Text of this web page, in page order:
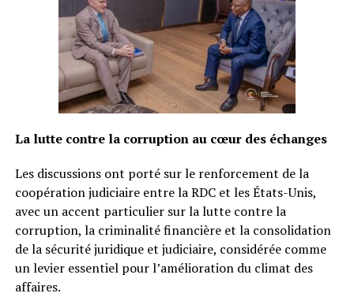
La lutte contre la corruption au cœur des échanges
Les discussions ont porté sur le renforcement de la
coopération judiciaire entre la RDC et les États-Unis,
avec un accent particulier sur la lutte contre la
corruption, la criminalité financière et la consolidation
de la sécurité juridique et judiciaire, considérée comme
un levier essentiel pour l’amélioration du climat des
affaires.